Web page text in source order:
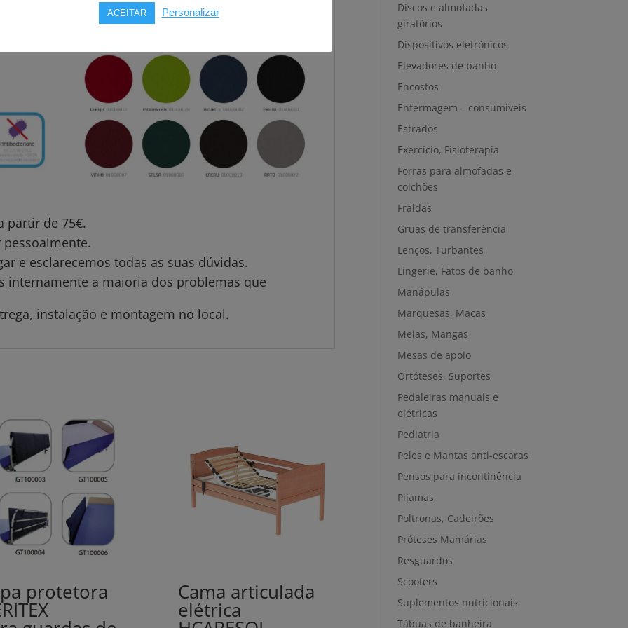
partir de 75€.
e esclarecemos todas as suas dúvidas.
internamente a maioria dos problemas que
instalação e montagem no local.
protetora Cama articulada
elétrica
Discos e almofadas
giratórios
Dispositivos eletrónicos
Elevadores de banho
Encostos
Enfermagem – consumíveis
Estrados
Exercício, Fisioterapia
Forras para almofadas e
colchões
Fraldas
Gruas de transferência
Lenços, Turbantes
Lingerie, Fatos de banho
Manápulas
Marquesas, Macas
Meias, Mangas
Mesas de apoio
Ortóteses, Suportes
Pedaleiras manuais e
elétricas
Pediatria
Peles e Mantas anti-escaras
Pensos para incontinência
Pijamas
Poltronas, Cadeirões
Próteses Mamárias
Resguardos
Scooters
Suplementos nutricionais
Tábuas de banheira
ACEITAR Personalizar